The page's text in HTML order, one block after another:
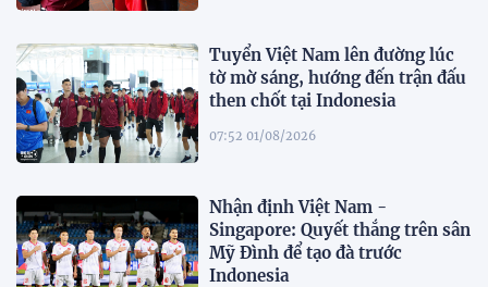
Tuyển Việt Nam lên đường lúc
tờ mờ sáng, hướng đến trận đấu
then chốt tại Indonesia
07:52 01/08/2026
Nhận định Việt Nam -
Singapore: Quyết thắng trên sân
Mỹ Đình để tạo đà trước
Indonesia